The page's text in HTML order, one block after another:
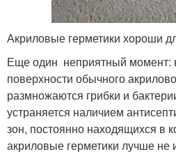
Акриловые герметики хороши
Еще один неприятный момент:
поверхности обычного
размножаются грибки и
устраняется наличием
зон, постоянно находящихся в
акриловые герметики лучше не